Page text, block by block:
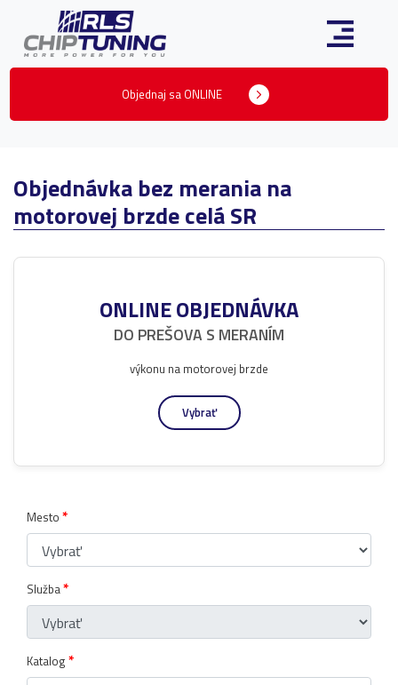
Objednaj sa ONLINE
Objednávka bez merania na
motorovej brzde celá SR
ONLINE OBJEDNÁVKA
DO PREŠOVA S MERANÍM
výkonu na motorovej brzde
Vybrať
Mesto *
Služba*
Katalog *